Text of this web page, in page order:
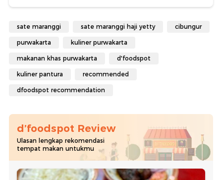
sate maranggi sate maranggi haji yetty cibungur
purwakarta kuliner purwakarta
makanan khas purwakarta d'foodspot
kuliner pantura recommended
dfoodspot recommendation
d’foodspot Review
Ulasan lengkap rekomendasi
tempat makan untukmu